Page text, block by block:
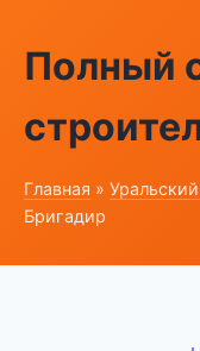
Полный
Главная »
Бригадир